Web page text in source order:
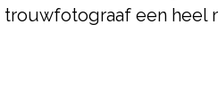
trouwfotograaf een heel